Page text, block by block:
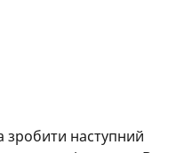
наступний